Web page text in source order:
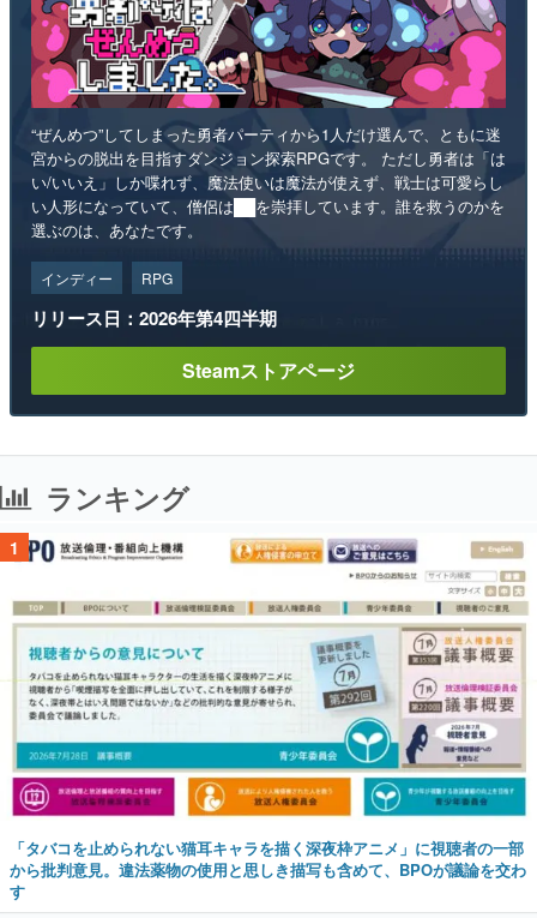
“ぜんめつ”してしまった勇者パーティから1人だけ選んで、ともに迷
宮からの脱出を目指すダンジョン探索RPGです。 ただし勇者は「は
い/いいえ」しか喋れず、魔法使いは魔法が使えず、戦士は可愛らし
い人形になっていて、僧侶は██を崇拝しています。誰を救うのかを
選ぶのは、あなたです。
インディー RPG
リリース日：2026年第4四半期
Steamストアページ
ランキング
1
「タバコを止められない猫耳キャラを描く深夜枠アニメ」に視聴者の一部
から批判意見。違法薬物の使用と思しき描写も含めて、BPOが議論を交わ
す